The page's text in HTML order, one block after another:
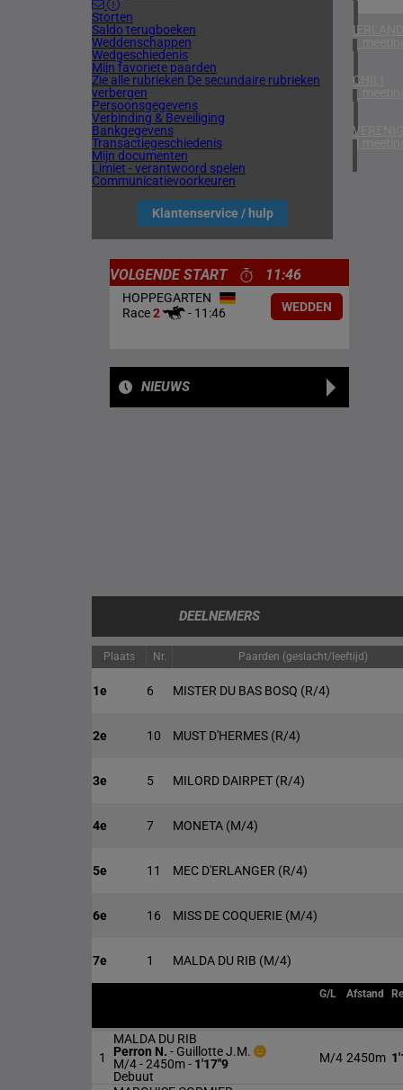
Storten
Saldo terugboeken
Weddenschappen
Wedgeschiedenis
Mijn favoriete paarden
Zie alle rubrieken De secundaire rubrieken
verbergen
Persoonsgegevens
Verbinding & Beveiliging
Bankgegevens
Transactiegeschiedenis
Mijn documenten
Limiet - verantwoord spelen
Communicatievoorkeuren
Klantenservice / hulp
IERLAND
1
CHILI
1
4
VOLGENDE START 11:46
HOPPEGARTEN
Race2 - 11:46 WEDDEN
NIEUWS
DEELNEMERS
Plaats Nr. Paarden (geslacht/leeftijd)
1e 6 MISTER DU BAS BOSQ (R/4)
2e 10 MUST D'HERMES (R/4)
3e 5 MILORD DAIRPET (R/4)
4e 7 MONETA (M/4)
5e 11 MEC D'ERLANGER (R/4)
6e 16 MISS DE COQUERIE (M/4)
7e 1 MALDA DU RIB (M/4)
G/L Afstand
1
MALDA DU RIB
Perron N. - Guillotte J.M.
M/4 - 2450m- 1'17"9
Debuut
M/4 2450m